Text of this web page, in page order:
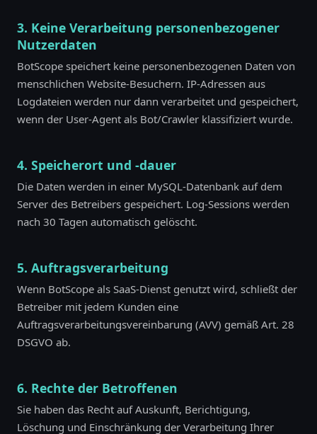
3. Keine Verarbeitung personenbezogener
Nutzerdaten
BotScope speichert keine personenbezogenen Daten von
menschlichen Website-Besuchern. IP-Adressen aus
Logdateien werden nur dann verarbeitet und gespeichert,
wenn der User-Agent als Bot/Crawler klassifiziert wurde.
4. Speicherort und -dauer
Die Daten werden in einer MySQL-Datenbank auf dem
Server des Betreibers gespeichert. Log-Sessions werden
nach 30 Tagen automatisch gelöscht.
5. Auftragsverarbeitung
Wenn BotScope als SaaS-Dienst genutzt wird, schließt der
Betreiber mit jedem Kunden eine
Auftragsverarbeitungsvereinbarung (AVV) gemäß Art. 28
DSGVO ab.
6. Rechte der Betroffenen
Sie haben das Recht auf Auskunft, Berichtigung,
Löschung und Einschränkung der Verarbeitung Ihrer